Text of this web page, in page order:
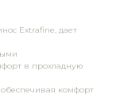
Extrafine, дает
в прохладную
комфорт